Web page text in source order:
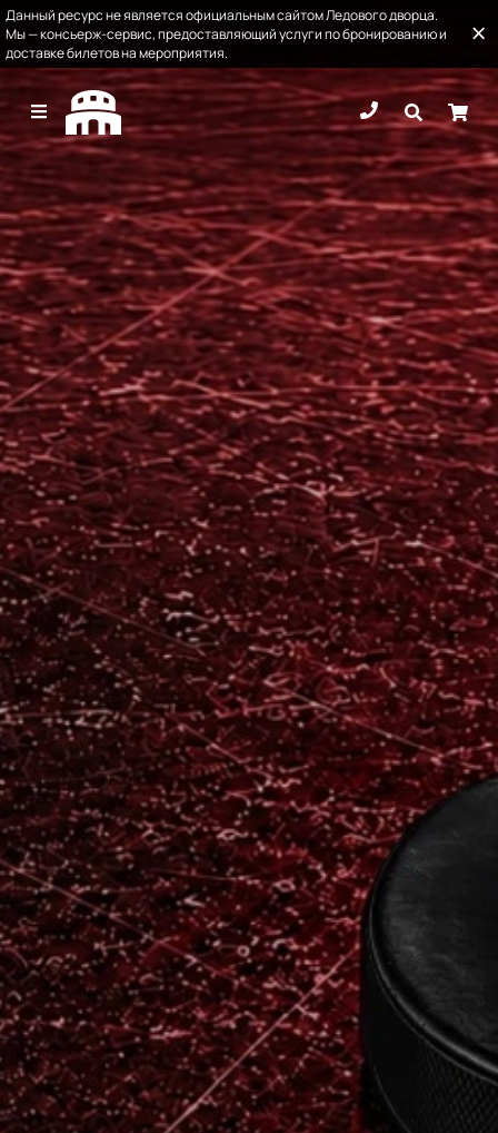
Данный ресурс не является официальным сайтом Ледового дворца.
Мы — консьерж-сервис, предоставляющий услуги по бронированию и
доставке билетов на мероприятия.